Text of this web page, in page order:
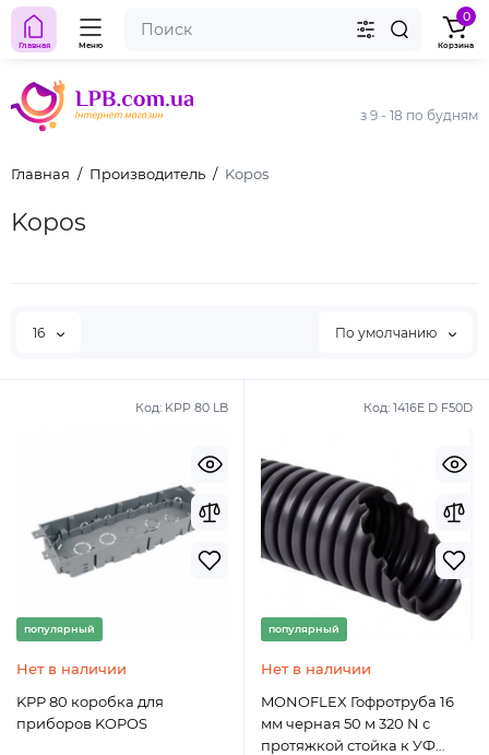
з 9 - 18 по будням
Главная Меню
0
Корзина
Главная Производитель Kopos
Kopos
16 По умолчанию
Код: KPP 80 LB
популярный
Нет в наличии
KPP 80 коробка для
приборов KOPOS
Код: 1416E D F50D
популярный
Нет в наличии
MONOFLEX Гофротруба 16
мм черная 50 м 320 N с
протяжкой стойка к УФ